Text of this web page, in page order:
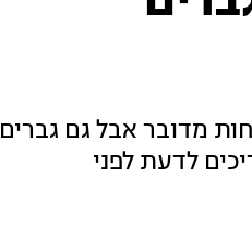
מדובר אבל גם גברים
לדעת לפני